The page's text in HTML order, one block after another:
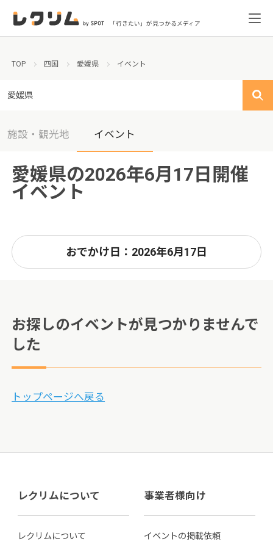
「行きたい」が見つかるメディア
TOP 四国 愛媛県 イベント
愛媛県
施設・観光地 イベント
愛媛県の2026年6月17日開催
イベント
おでかけ日：2026年6月17日
お探しのイベントが見つかりませんで
した
トップページへ戻る
レクリムについて
レクリムについて
事業者様向け
イベントの掲載依頼